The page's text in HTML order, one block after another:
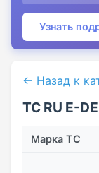
Узнать
← Назад к
ТС RU Е-
Марка ТС